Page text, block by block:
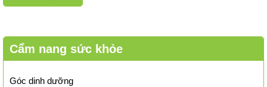
Cẩm nang sức khỏe
Góc dinh dưỡng